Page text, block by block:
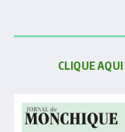
CLIQUE AQUI